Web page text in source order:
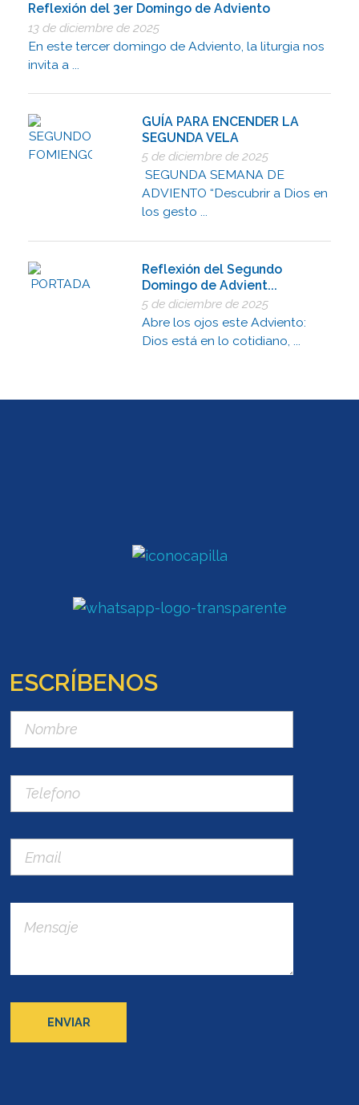
Reflexión del 3er Domingo de Adviento
13 de diciembre de 2025
En este tercer domingo de Adviento, la liturgia nos
invita a ...
GUÍA PARA ENCENDER LA
SEGUNDA VELA
5 de diciembre de 2025
SEGUNDA SEMANA DE
ADVIENTO “Descubrir a Dios en
los gesto ...
Reflexión del Segundo
Domingo de Advient...
5 de diciembre de 2025
Abre los ojos este Adviento:
Dios está en lo cotidiano, ...
ESCRÍBENOS